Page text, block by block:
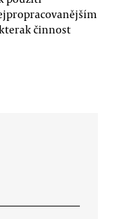
činnost